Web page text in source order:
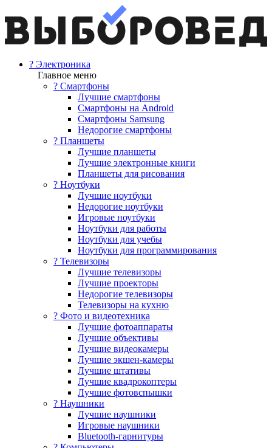
? Электроника
Главное меню
? Смартфоны
Лучшие смартфоны
Смартфоны на Android
Смартфоны Samsung
Недорогие смартфоны
? Планшеты
Лучшие планшеты
Лучшие электронные книги
Планшеты для рисования
? Ноутбуки
Лучшие ноутбуки
Недорогие ноутбуки
Игровые ноутбуки
Ноутбуки для работы
Ноутбуки для учебы
Ноутбуки для программирования
? Телевизоры
Лучшие телевизоры
Лучшие проекторы
Недорогие телевизоры
Телевизоры на кухню
? Фото и видеотехника
Лучшие фотоаппараты
Лучшие объективы
Лучшие видеокамеры
Лучшие экшен-камеры
Лучшие штативы
Лучшие квадрокоптеры
Лучшие фотовспышки
? Наушники
Лучшие наушники
Игровые наушники
Bluetooth-гарнитуры